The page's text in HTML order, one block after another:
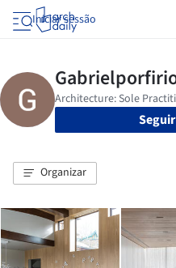
Iniciar sessão
Seguir
Organizar